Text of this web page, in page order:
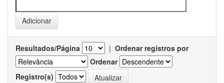
Resultados/Página | Ordenar registros por
Ordenar
Registro(s)